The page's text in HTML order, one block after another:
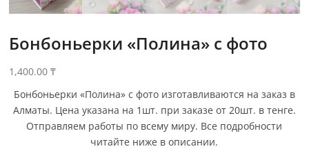
Бонбоньерки «Полина» с фото
1,400.00₸
Бонбоньерки «Полина» с фото изготавливаются на заказ в
Алматы. Цена указана на 1шт. при заказе от 20шт. в тенге.
Отправляем работы по всему миру. Все подробности
читайте ниже в описании.